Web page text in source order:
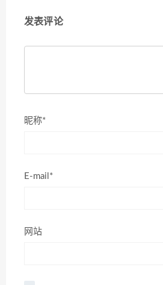
发表评论
昵称*
E-mail*
网站